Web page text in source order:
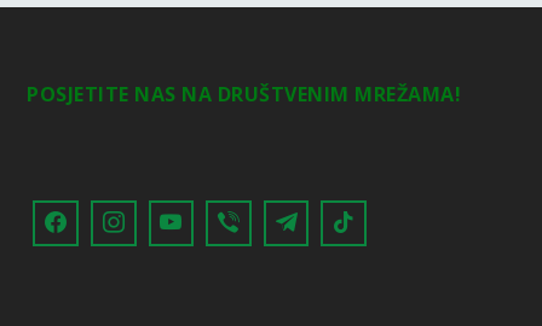
POSJETITE NAS NA DRUŠTVENIM MREŽAMA!